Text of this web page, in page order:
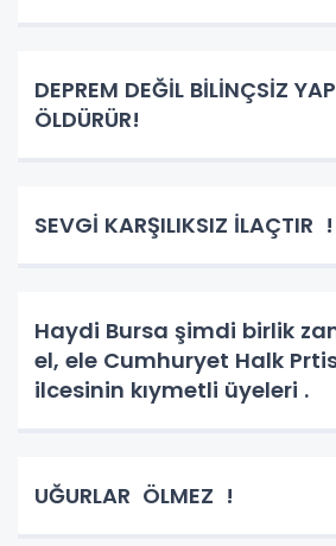
DEPREM DEĞİL BİLİNÇSİZ
ÖLDÜRÜR!
SEVGİ KARŞILIKSIZ İLAÇTIR !
Haydi Bursa şimdi birlik
el, ele Cumhuryet Halk Prtisi inegöl
ilcesinin kıymetli üyeleri .
UĞURLAR ÖLMEZ !